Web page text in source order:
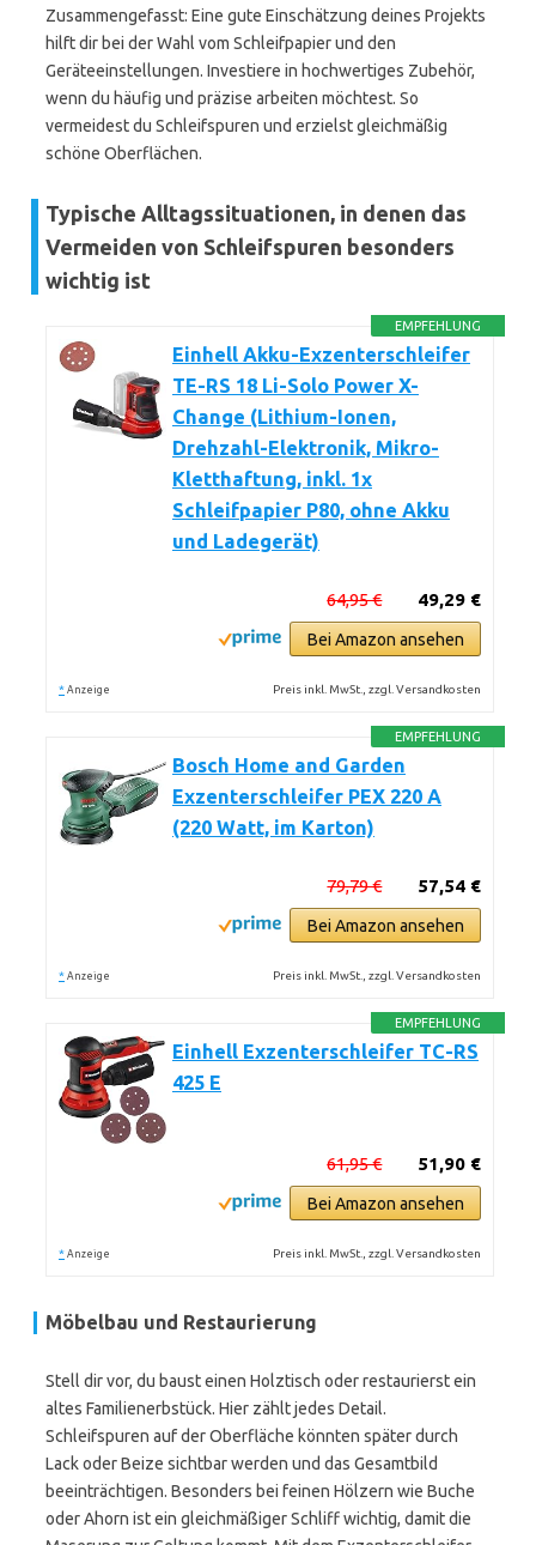
Zusammengefasst: Eine gute Einschätzung deines Projekts
hilft dir bei der Wahl vom Schleifpapier und den
Geräteeinstellungen. Investiere in hochwertiges Zubehör,
wenn du häufig und präzise arbeiten möchtest. So
vermeidest du Schleifspuren und erzielst gleichmäßig
schöne Oberflächen.
Typische Alltagssituationen, in denen das
Vermeiden von Schleifspuren besonders
wichtig ist
EMPFEHLUNG
Einhell Akku-Exzenterschleifer
TE-RS 18 Li-Solo Power X-
Change (Lithium-Ionen,
Drehzahl-Elektronik, Mikro-
Kletthaftung, inkl. 1x
Schleifpapier P80, ohne Akku
und Ladegerät)
49,29 €
64,95 €
Bei Amazon ansehen
* Anzeige Preis inkl. MwSt., zzgl. Versandkosten
EMPFEHLUNG
Bosch Home and Garden
Exzenterschleifer PEX 220 A
(220 Watt, im Karton)
57,54 €
79,79 €
Bei Amazon ansehen
* Anzeige Preis inkl. MwSt., zzgl. Versandkosten
EMPFEHLUNG
Einhell Exzenterschleifer TC-RS
425 E
51,90 €
61,95 €
Bei Amazon ansehen
* Anzeige Preis inkl. MwSt., zzgl. Versandkosten
Möbelbau und Restaurierung
Stell dir vor, du baust einen Holztisch oder restaurierst ein
altes Familienerbstück. Hier zählt jedes Detail.
Schleifspuren auf der Oberfläche könnten später durch
Lack oder Beize sichtbar werden und das Gesamtbild
beeinträchtigen. Besonders bei feinen Hölzern wie Buche
oder Ahorn ist ein gleichmäßiger Schliff wichtig, damit die